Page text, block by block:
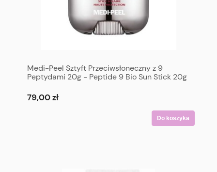
Medi-Peel Sztyft Przeciwsłoneczny z 9
Peptydami 20g - Peptide 9 Bio Sun Stick 20g
79,00 zł
Do koszyka